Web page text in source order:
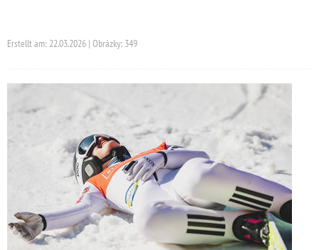
Erstellt am: 22.03.2026 | Obrázky: 349